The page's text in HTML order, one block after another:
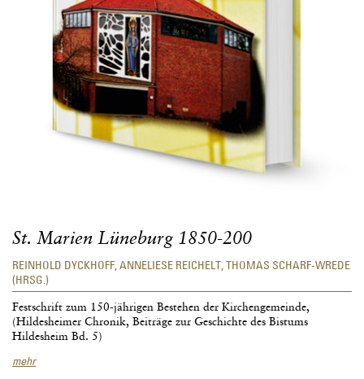
St. Marien Lüneburg 1850-200
REINHOLD DYCKHOFF, ANNELIESE REICHELT, THOMAS SCHARF-WREDE
(HRSG.)
Festschrift zum 150-jährigen Bestehen der Kirchengemeinde,
(Hildesheimer Chronik, Beiträge zur Geschichte des Bistums
Hildesheim Bd. 5)
mehrSt.